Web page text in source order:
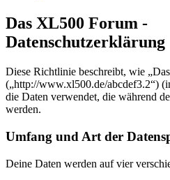
Das XL500 Forum -
Datenschutzerklärung
Diese Richtlinie beschreibt, wie
(„http://www.xl500.de/abcdef3.2“)
die Daten verwendet, die während
werden.
Umfang und Art der
Deine Daten werden auf vier